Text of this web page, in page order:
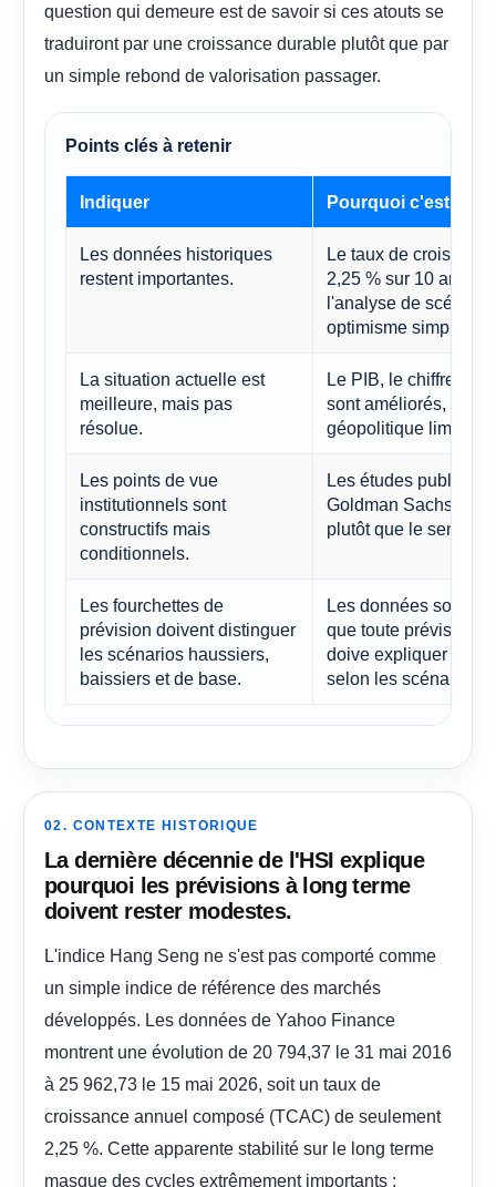
question qui demeure est de savoir si ces atouts se
traduiront par une croissance durable plutôt que par
un simple rebond de valorisation passager.
Points clés à retenir
Indiquer Pourquoi c'est
Les données historiques
restent importantes.
Le taux de
2,25 % sur 10 ans
l'analyse de
optimisme simpliste.
La situation actuelle est
meilleure, mais pas
résolue.
Le PIB, le chiffre
sont améliorés, mais
géopolitique limitent
Les points de vue
institutionnels sont
constructifs mais
conditionnels.
Les études
Goldman Sachs et
plutôt que le
Les fourchettes de
prévision doivent distinguer
les scénarios haussiers,
baissiers et de base.
Les données sont
que toute prévision
doive expliquer
selon les scénarios.
02. CONTEXTE HISTORIQUE
La dernière décennie de l'HSI explique
pourquoi les prévisions à long terme
doivent rester modestes.
L'indice Hang Seng ne s'est pas comporté comme
un simple indice de référence des marchés
développés. Les données de Yahoo Finance
montrent une évolution de 20 794,37 le 31 mai 2016
à 25 962,73 le 15 mai 2026, soit un taux de
croissance annuel composé (TCAC) de seulement
2,25 %. Cette apparente stabilité sur le long terme
masque des cycles extrêmement importants :